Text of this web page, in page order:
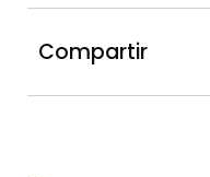
Compartir